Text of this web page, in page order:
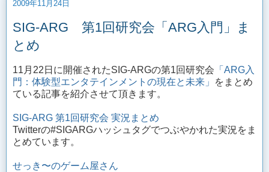
2009年11月24日
SIG-ARG 第1回研究会「ARG入門」ま
とめ
11月22日に開催されたSIG-ARGの第1回研究会 「ARG入
門：体験型エンタテインメントの現在と未来」
をまとめ
ている記事を紹介させて頂きます。
SIG-ARG 第1回研究会 実況まとめ
Twitterの#SIGARGハッシュタグでつぶやかれた実況をま
とめています。
せっき〜のゲーム屋さん